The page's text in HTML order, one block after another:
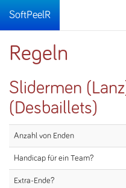
SoftPeelR
Regeln
Slidermen
(Desbaillets)
Anzahl von Enden
Handicap für ein Team?
Extra-Ende?